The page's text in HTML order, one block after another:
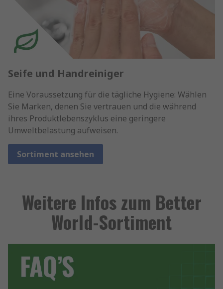
Seife und Handreiniger
Eine Voraussetzung für die tägliche Hygiene: Wählen
Sie Marken, denen Sie vertrauen und die während
ihres Produktlebenszyklus eine geringere
Umweltbelastung aufweisen.
Sortiment ansehen
Weitere Infos zum Better
World-Sortiment